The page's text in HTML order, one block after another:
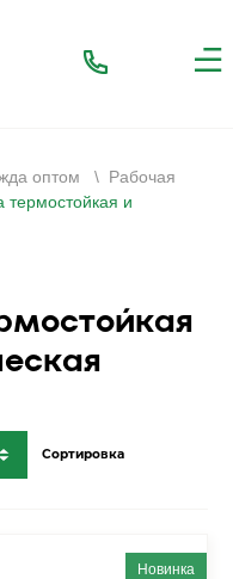
оптом \ Рабочая
термостойкая и
Сортировка
Новинка